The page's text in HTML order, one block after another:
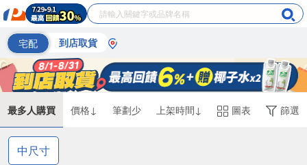
宅配 到店取貨
最多人購買 價格↓ 筆劃少 上架時間↓ 圖表 篩選
中尺寸